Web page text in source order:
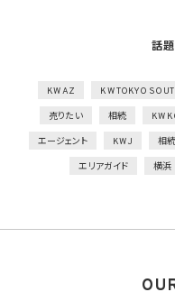
合、容易に個人データが判明しない
2）個人データを取り扱う情報シス
外的環境の把握
全管理措置を実施
話
KW AZ KW TOKYO
売りたい 相続 KW
エージェント KWJ 相
エリアガイド 横浜